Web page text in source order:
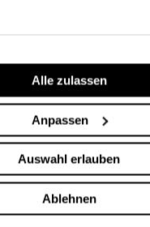
Alle zulassen
Anpassen
Auswahl erlauben
Ablehnen
So war es auch
von C. Weber führte zu
Elfmeter (Handspiel
die Sterne zum Ausgleich
zur Halbzeit mit
einmal frischen Wind
Poßnien (Zusammenprall